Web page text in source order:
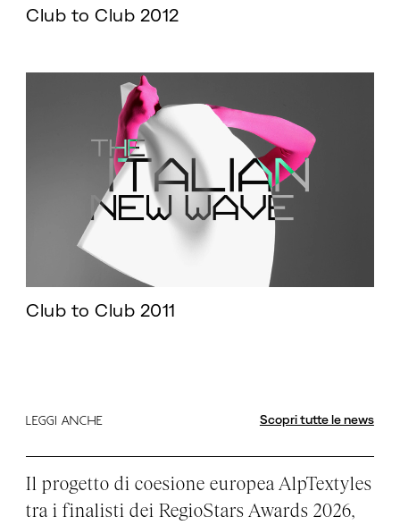
Club to Club 2012
Club to Club 2011
LEGGI ANCHE Scopri tutte le news
Il progetto di coesione europea AlpTextyles
tra i finalisti dei RegioStars Awards 2026,